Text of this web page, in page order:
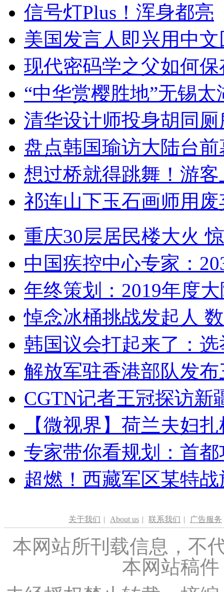
信号灯Plus！浑身都亮
美国发言人即兴用中
现代密码学之父如何
“中华赏樱胜地”无锡
清华设计师投身胡同
盘点韩国瑜访大陆台
想过桥就得跳舞！游客
祁连山下玉石画师用
重庆30层居民楼大火
中国疾控中心专家：
年终策划：2019年度
悼念冰桶挑战发起人
韩国议会打起来了：
解放军驻香港部队发
CGTN记者王冠探访新
【微视界】荷兰夫妇
专家带你看规划：首
超燃！西藏军区某特
关于我们 | About us | 联系我们 | 广告服务
本网站所刊载信息，不
本网站稿